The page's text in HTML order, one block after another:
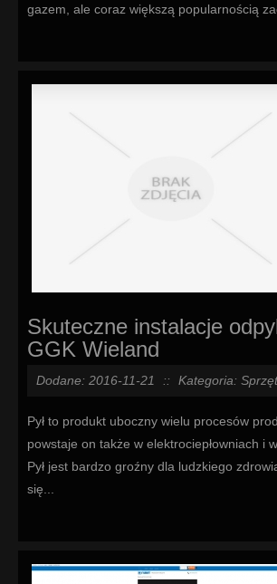
gazem, ale coraz większą popularnością
Skuteczne instalacje
GGK Wieland
Dodane: 2016-11-21 :: Kategoria:
Pył to produkt uboczny wielu procesów
powstaje on także w elektrociepłowniach i
Pył jest bardzo groźny dla ludzkiego
się...